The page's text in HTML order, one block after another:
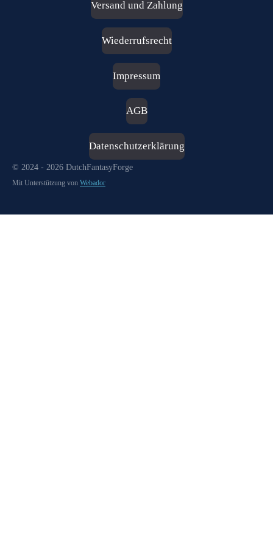
t
g
a
m
Versand und Zahlung
Wiederrufsrecht
Impressum
AGB
Datenschutzerklärung
© 2024 - 2026 DutchFantasyForge
Mit Unterstützung von Webador